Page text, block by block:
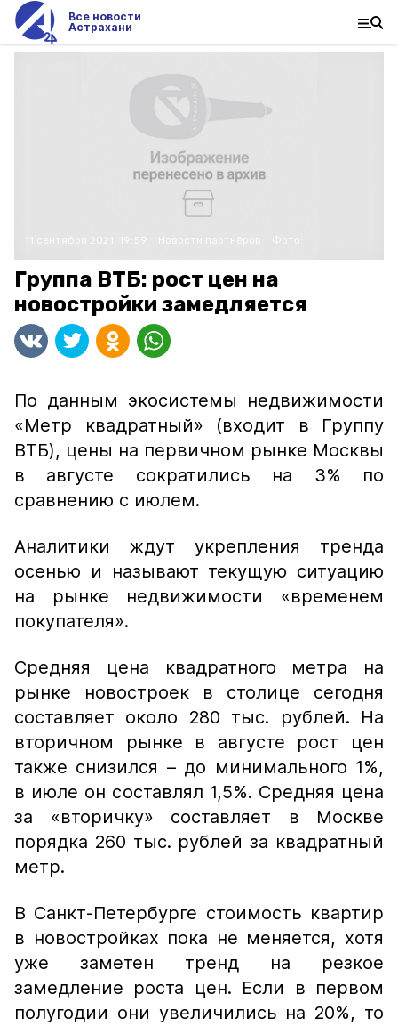
Все новости
Астрахани
Группа ВТБ: рост цен на
новостройки замедляется
По данным экосистемы недвижимости
«Метр квадратный» (входит в Группу
ВТБ), цены на первичном рынке Москвы
в августе сократились на 3% по
сравнению с июлем.
Аналитики ждут укрепления тренда
осенью и называют текущую ситуацию
на рынке недвижимости «временем
покупателя».
Средняя цена квадратного метра на
рынке новостроек в столице сегодня
составляет около 280 тыс. рублей. На
вторичном рынке в августе рост цен
также снизился – до минимального 1%,
в июле он составлял 1,5%. Средняя цена
за «вторичку» составляет в Москве
порядка 260 тыс. рублей за квадратный
метр.
В Санкт-Петербурге стоимость квартир
в новостройках пока не меняется, хотя
уже заметен тренд на резкое
замедление роста цен. Если в первом
полугодии они увеличились на 20%, то